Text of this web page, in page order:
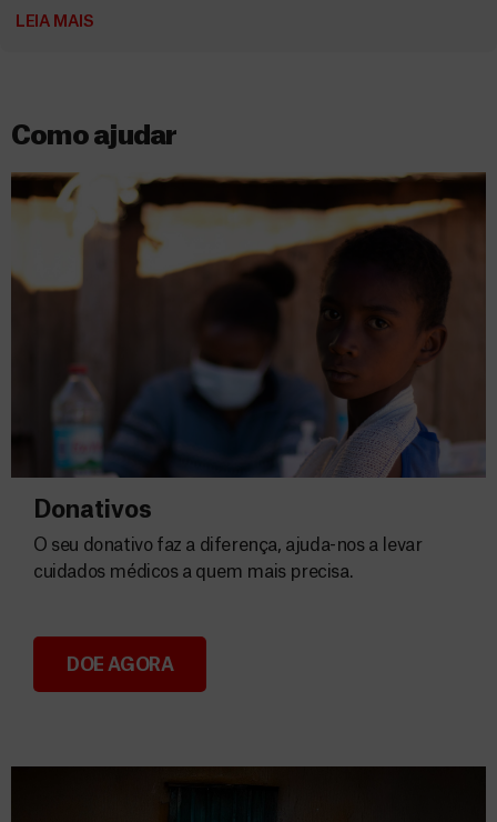
LEIA MAIS
Como ajudar
Donativos
Donativos
O seu donativo faz a diferença, ajuda-nos a levar
cuidados médicos a quem mais precisa.
DOE AGORA